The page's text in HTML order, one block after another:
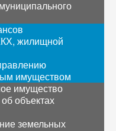
жилищной
имуществом
имущество
объектах
земельных